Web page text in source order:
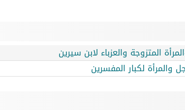
المتزوجة والعزباء لابن سيرين
والمرأة لكبار المفسرين